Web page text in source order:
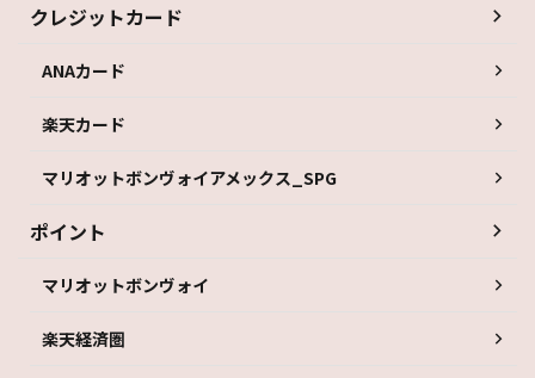
クレジットカード
ANAカード
楽天カード
マリオットボンヴォイアメックス_SPG
ポイント
マリオットボンヴォイ
楽天経済圏